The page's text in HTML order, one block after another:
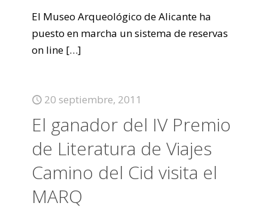
El Museo Arqueológico de Alicante ha
puesto en marcha un sistema de reservas
on line […]
20 septiembre, 2011
El ganador del IV Premio
de Literatura de Viajes
Camino del Cid visita el
MARQ